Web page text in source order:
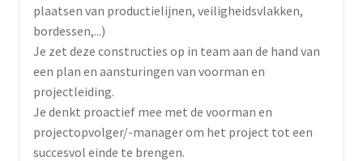
plaatsen van productielijnen, veiligheidsvlakken,
bordessen,...)
Je zet deze constructies op in team aan de hand van
een plan en aansturingen van voorman en
projectleiding.
Je denkt proactief mee met de voorman en
projectopvolger/-manager om het project tot een
succesvol einde te brengen.